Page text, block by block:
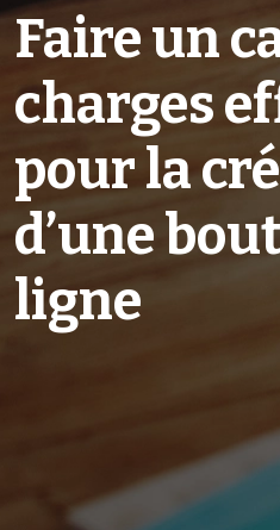
Faire un
charges
pour la
d’une
ligne